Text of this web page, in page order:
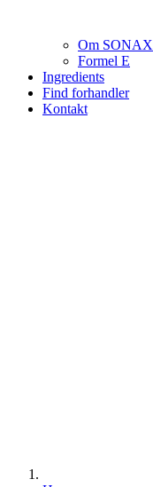
Om SONAX
Formel E
Ingredients
Find forhandler
Kontakt